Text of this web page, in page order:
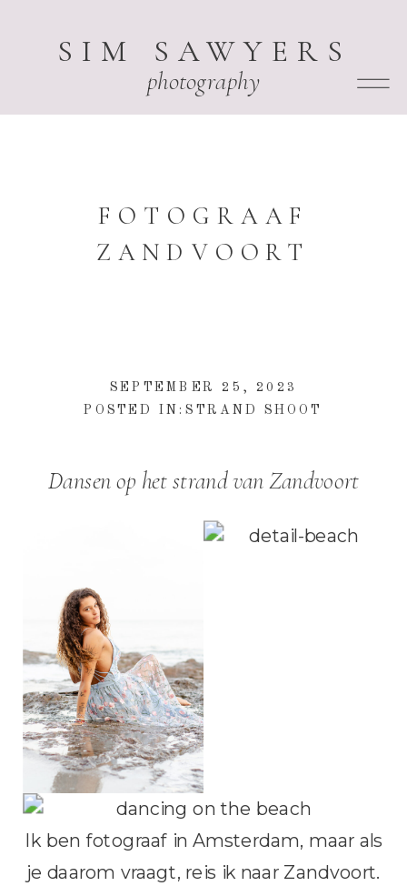
SIM SAWYERS
photography
FOTOGRAAF
ZANDVOORT
SEPTEMBER 25, 2023
POSTED IN:STRAND SHOOT
Dansen op het strand van Zandvoort
Ik ben fotograaf in Amsterdam, maar als
je daarom vraagt, reis ik naar Zandvoort.